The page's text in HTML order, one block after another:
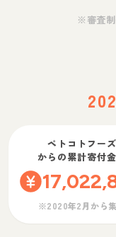
※審査制
ペトコトフーズ
からの累計寄付
※2020年2月から